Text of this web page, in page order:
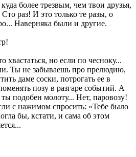
более трезвым, чем твои друзья,
раз! И это только те разы, о
Наверняка были и другие.
хвастаться, но если по чесноку...
Ты не забываешь про прелюдию,
даме соски, потрогать ее в
позу в разгаре событий. А
подобен молоту... Нет, паровозу!
с нажимом спросить: «Тебе было
бы, кстати, и сама об этом